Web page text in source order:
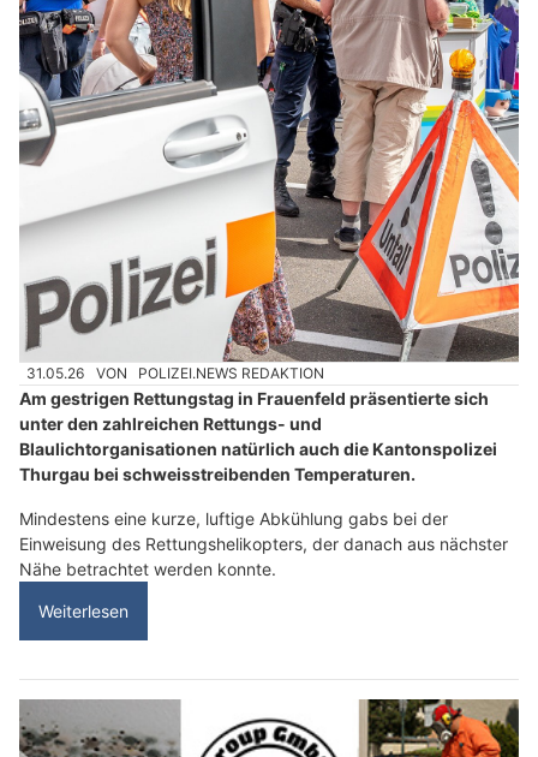
31.05.26 VON POLIZEI.NEWS REDAKTION
Am gestrigen Rettungstag in Frauenfeld präsentierte sich
unter den zahlreichen Rettungs- und
Blaulichtorganisationen natürlich auch die Kantonspolizei
Thurgau bei schweisstreibenden Temperaturen.
Mindestens eine kurze, luftige Abkühlung gabs bei der
Einweisung des Rettungshelikopters, der danach aus nächster
Nähe betrachtet werden konnte.
Weiterlesen